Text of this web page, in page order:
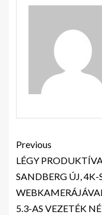
Previous
LÉGY
SANDBERG ÚJ, 4K-
5.3-AS VEZETÉK